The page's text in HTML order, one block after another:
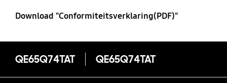
Download "Conformiteitsverklaring(PDF)"
QE65Q74TAT QE65Q74TAT